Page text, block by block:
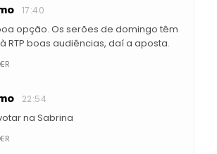
17:40
opção. Os serões de domingo têm
RTP boas audiências, daí a aposta.
22:54
na Sabrina